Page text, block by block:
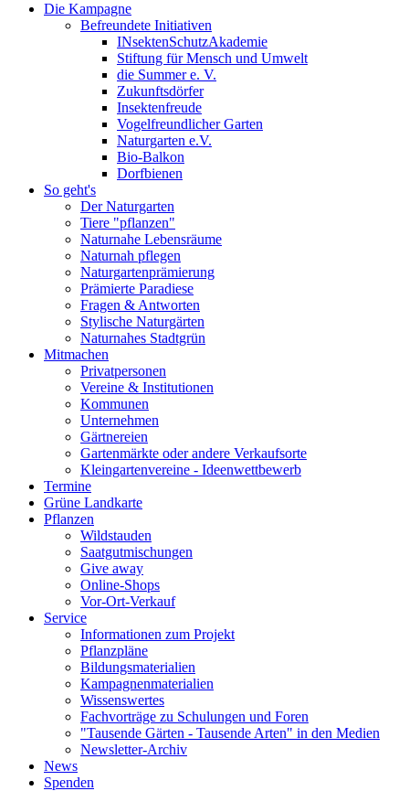
Die Kampagne
Befreundete Initiativen
INsektenSchutzAkademie
Stiftung für Mensch und Umwelt
die Summer e. V.
Zukunftsdörfer
Insektenfreude
Vogelfreundlicher Garten
Naturgarten e.V.
Bio-Balkon
Dorfbienen
So geht's
Der Naturgarten
Tiere "pflanzen"
Naturnahe Lebensräume
Naturnah pflegen
Naturgartenprämierung
Prämierte Paradiese
Fragen & Antworten
Stylische Naturgärten
Naturnahes Stadtgrün
Mitmachen
Privatpersonen
Vereine & Institutionen
Kommunen
Unternehmen
Gärtnereien
Gartenmärkte oder andere Verkaufsorte
Kleingartenvereine - Ideenwettbewerb
Termine
Grüne Landkarte
Pflanzen
Wildstauden
Saatgutmischungen
Give away
Online-Shops
Vor-Ort-Verkauf
Service
Informationen zum Projekt
Pflanzpläne
Bildungsmaterialien
Kampagnenmaterialien
Wissenswertes
Fachvorträge zu Schulungen und Foren
"Tausende Gärten - Tausende Arten" in den Medien
Newsletter-Archiv
News
Spenden